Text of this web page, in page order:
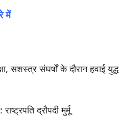
में
सशस्त्र संघर्षों के दौरान हवाई युद्ध
: राष्ट्रपति द्रौपदी मुर्मू